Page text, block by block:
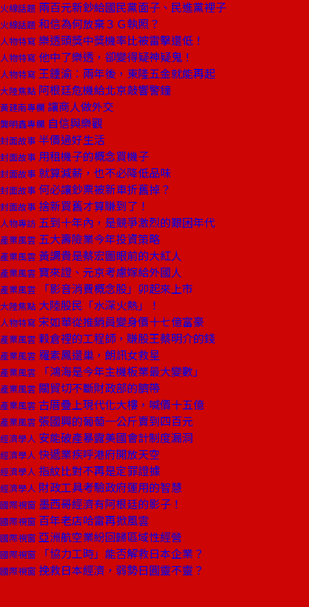
火線話題 兩百元新鈔給國民黨面子、民進黨裡子
火線話題 和信為何放棄３Ｇ執照？
人物特寫 樂透頭獎中獎機率比被雷擊還低！
人物特寫 他中了樂透，卻變得疑神疑鬼！
人物特寫 王鍾渝︰兩年後，東隆五金就能再起
大陸焦點 阿根廷危機給北京敲響警鐘
黃建南專欄 讓商人做外交
龔明鑫專欄 自信與樂觀
封面故事 半價過好生活
封面故事 用租機子的概念買機子
封面故事 就算減薪，也不必降低品味
封面故事 何必讓鈔票被新車折舊掉？
封面故事 捨新買舊才算賺到了！
人物專訪 五到十年內，是競爭激烈的艱困年代
產業風雲 五大壽險業今年投資策略
產業風雲 黃調貴是蔡宏圖眼前的大紅人
產業風雲 寶來證、元京考慮嫁給外國人
產業風雲 「影音消費概念股」卯起來上市
大陸焦點 大陸股民「水深火熱」！
人物特寫 宋如華從推銷員變身價十七億富豪
產業風雲 穀倉裡的工程師，賺股王蔡明介的錢
產業風雲 羅素鳳還巢，朗訊女救星
產業風雲 「鴻海是今年主機板業最大變數」
產業風雲 關貿切不斷財政部的臍帶
產業風雲 古厝疊上現代化大樓，喊價十五億
產業風雲 張國興的葡萄一公斤賣到四百元
經濟學人 安能破產暴露美國會計制度漏洞
經濟學人 快遞業疾呼港府開放天空
經濟學人 指紋比對不再是定罪證據
經濟學人 財政工具考驗政府運用的智慧
國際視窗 墨西哥經濟有阿根廷的影子！
國際視窗 百年老店哈雷再掀風雲
國際視窗 亞洲航空業紛回歸區域性經營
國際視窗 「協力工時」能否解救日本企業？
國際視窗 挽救日本經濟，弱勢日圓靈不靈？